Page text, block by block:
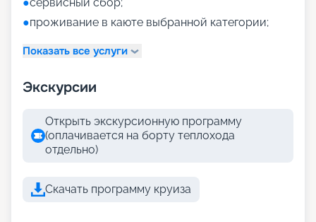
●проживание в каюте выбранной категории;
Показать все услуги
Экскурсии
Открыть экскурсионную программу
(оплачивается на борту теплохода
отдельно)
Скачать программу круиза